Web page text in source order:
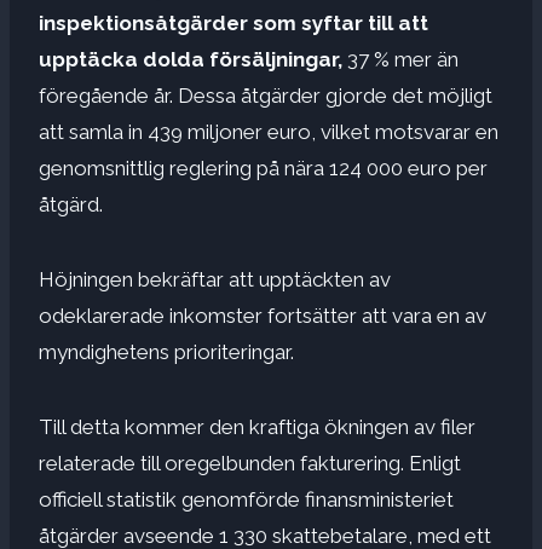
inspektionsåtgärder som syftar till att
upptäcka dolda försäljningar, 37 % mer än
föregående år. Dessa åtgärder gjorde det möjligt
att samla in 439 miljoner euro, vilket motsvarar en
genomsnittlig reglering på nära 124 000 euro per
åtgärd.
Höjningen bekräftar att upptäckten av
odeklarerade inkomster fortsätter att vara en av
myndighetens prioriteringar.
Till detta kommer den kraftiga ökningen av filer
relaterade till oregelbunden fakturering. Enligt
officiell statistik genomförde finansministeriet
åtgärder avseende 1 330 skattebetalare, med ett